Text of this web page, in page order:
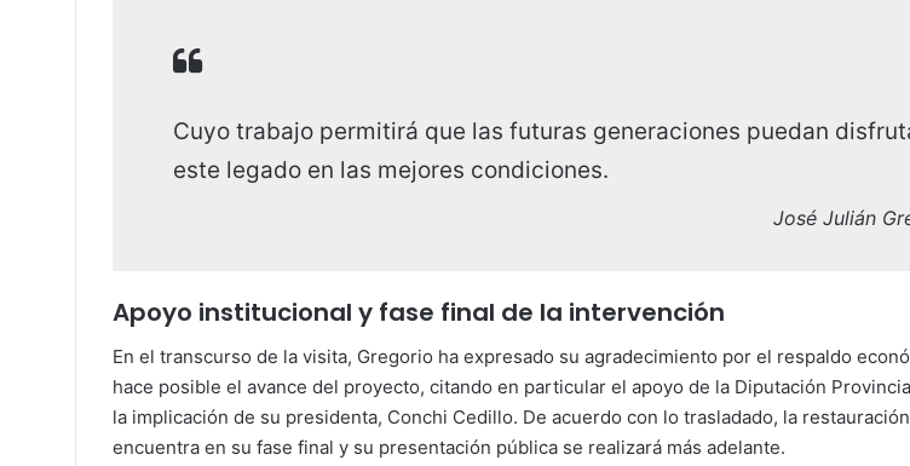
Cuyo trabajo permitirá que las futuras generaciones puedan
este legado en las mejores condiciones.
José Julián
Apoyo institucional y fase final de la intervención
En el transcurso de la visita, Gregorio ha expresado su agradecimiento por el respaldo
hace posible el avance del proyecto, citando en particular el apoyo de la Diputación
la implicación de su presidenta, Conchi Cedillo. De acuerdo con lo trasladado, la
encuentra en su fase final y su presentación pública se realizará más adelante.